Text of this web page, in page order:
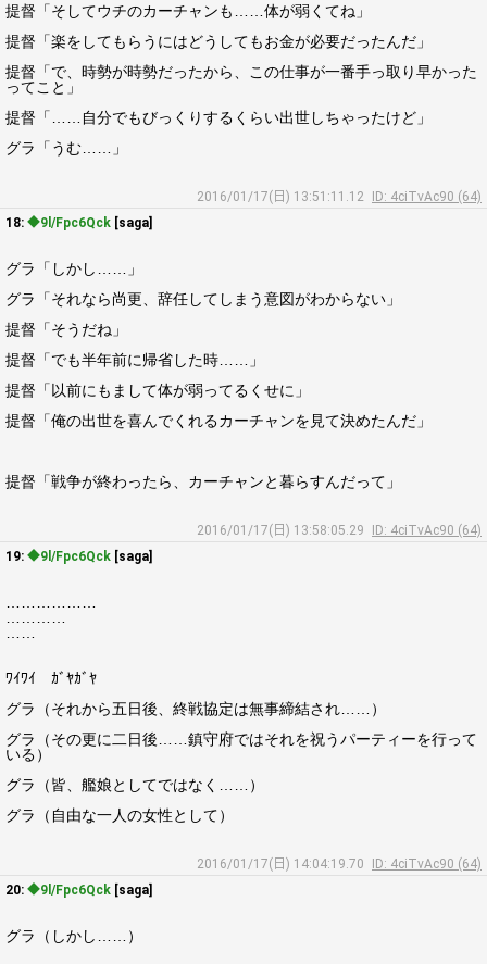
提督「そしてウチのカーチャンも……体が弱くてね」
提督「楽をしてもらうにはどうしてもお金が必要だったんだ」
提督「で、時勢が時勢だったから、この仕事が一番手っ取り早かった
ってこと」
提督「……自分でもびっくりするくらい出世しちゃったけど」
グラ「うむ……」
2016/01/17(日) 13:51:11.12
ID: 4ciTvAc90 (64)
18: ◆9l/Fpc6Qck [saga]
グラ「しかし……」
グラ「それなら尚更、辞任してしまう意図がわからない」
提督「そうだね」
提督「でも半年前に帰省した時……」
提督「以前にもまして体が弱ってるくせに」
提督「俺の出世を喜んでくれるカーチャンを見て決めたんだ」
提督「戦争が終わったら、カーチャンと暮らすんだって」
2016/01/17(日) 13:58:05.29
ID: 4ciTvAc90 (64)
19: ◆9l/Fpc6Qck [saga]
ﾜｲﾜｲ ｶﾞﾔｶﾞﾔ
グラ（それから五日後、終戦協定は無事締結され……）
グラ（その更に二日後……鎮守府ではそれを祝うパーティーを行って
いる）
グラ（皆、艦娘としてではなく……）
グラ（自由な一人の女性として）
2016/01/17(日) 14:04:19.70
ID: 4ciTvAc90 (64)
20: ◆9l/Fpc6Qck [saga]
グラ（しかし……）